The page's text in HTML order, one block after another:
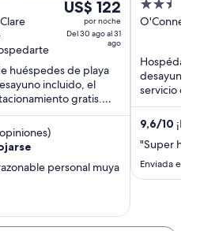
Del
ago
31
ago,
el
precio
es
US$ 122
por noche
Del 30 ago al 31
ago
huéspedes de playa
incluido, el
gratis.
personal muya
2.5
out
5
O'Connell
Hospédate
desayuno
servicio de
atracciones
9,6/10
"Super
Enviada el 4